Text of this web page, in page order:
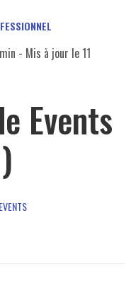
- Mis à jour le11
Events